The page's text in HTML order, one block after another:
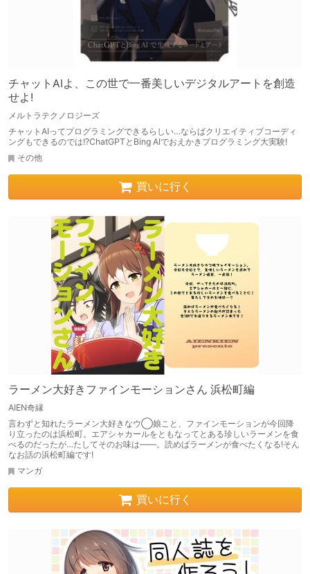
チャットAIよ、この世で一番美しいデジタルアートを創造
せよ!
メルトラテクノロジーズ
チャットAIってプログラミングできるらしい…ならばクリエイティブコーディ
ングもできるのでは!?ChatGPTとBing AIでおえかきプログラミング大実験!
その他
買いに行く
ラーメン大好きファインモーションさん 浜松町編
AIEN奇縁
言わずと知れたラーメン大好きなウ◯娘こと、ファインモーションが今回降
り立ったのは浜松町。エアシャカールをともなってとある珍しいラーメンを食
べるのだったが…たしてそのお味は――。読めばラーメンが食べたくなる!そん
なお話の浜松町編です!
マンガ
買いに行く